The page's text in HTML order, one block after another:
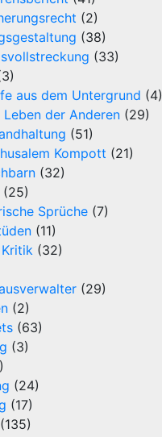
(2)
(38)
(33)
aus dem Untergrund (4)
der Anderen (29)
(51)
Kompott (21)
(32)
(25)
Sprüche (7)
(11)
(32)
(29)
(2)
(63)
(3)
(24)
(17)
(135)